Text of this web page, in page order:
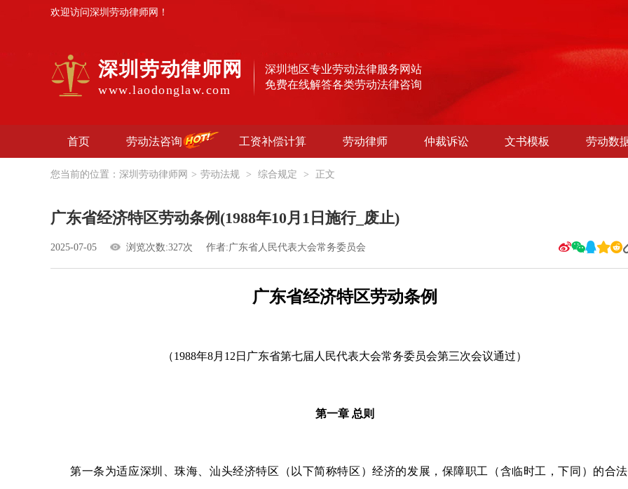
欢迎访问深圳劳动律师网！
深圳劳动律师网
www.laodonglaw.com
深圳地区专业劳动法律服务网站
免费在线解答各类劳动法律咨询
首页 劳动法咨询 工资补偿计算 劳动律师 仲裁诉讼 文书模板 劳动数
您当前的位置： 深圳劳动律师网 > 劳动法规 > 综合规定 > 正文
广东省经济特区劳动条例(1988年10月1日施行_废止)
2025-07-05 浏览次数:327次 作者:广东省人民代表大会常务委员会
广东省经济特区劳动条例
（1988年8月12日广东省第七届人民代表大会常务委员会第三次会议通过）
第一章 总则
第一条为适应深圳、珠海、汕头经济特区（以下简称特区）经济的发展，保障职工（含临时工，下同）的合